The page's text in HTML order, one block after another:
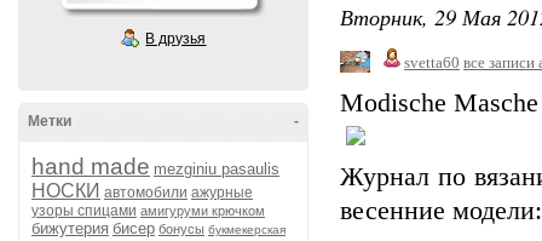
В друзья
-
Метки
hand made mezginiu pasaulis
НОСКИ автомобили ажурные
узоры спицами амигуруми крючком
бижутерия бисер бонусы букмекерская
Вторник, 29 Мая
svetta60 все записи
Modische
Журнал по
весенние